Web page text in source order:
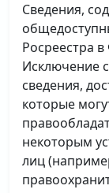
Сведения,
Росреестра
Исключение
сведения,
которые
некоторым
лиц